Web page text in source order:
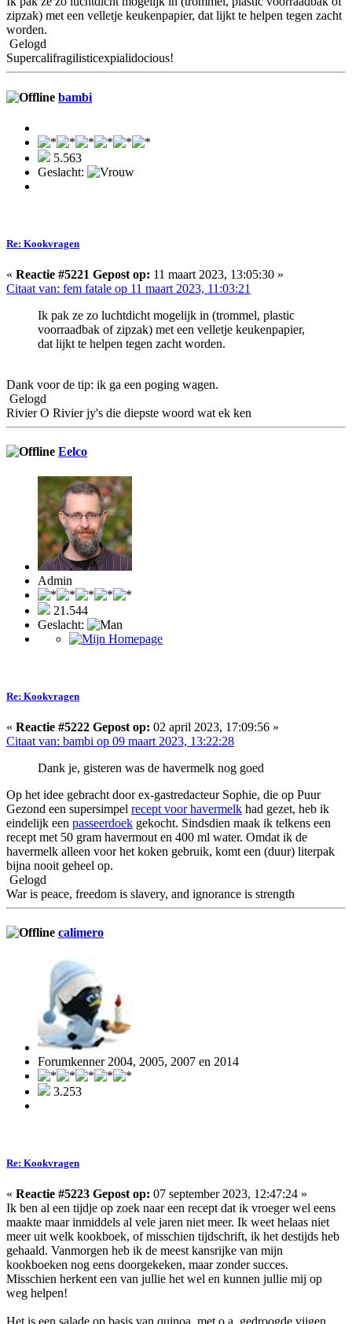
zipzak) met een velletje keukenpapier, dat lijkt te helpen tegen zacht
worden.
Gelogd
Supercalifragilisticexpialidocious!
bambi
5.563
Geslacht:
Re: Kookvragen
« Reactie #5221 Gepost op: 11 maart 2023, 13:05:30 »
Citaat van: fem fatale op 11 maart 2023, 11:03:21
Ik pak ze zo luchtdicht mogelijk in (trommel, plastic
voorraadbak of zipzak) met een velletje keukenpapier,
dat lijkt te helpen tegen zacht worden.
Dank voor de tip: ik ga een poging wagen.
Gelogd
Rivier O Rivier jy's die diepste woord wat ek ken
Eelco
Admin
21.544
Geslacht:
Re: Kookvragen
« Reactie #5222 Gepost op: 02 april 2023, 17:09:56 »
Citaat van: bambi op 09 maart 2023, 13:22:28
Dank je, gisteren was de havermelk nog goed
Op het idee gebracht door ex-gastredacteur Sophie, die op Puur
Gezond een supersimpel recept voor havermelk had gezet, heb ik
eindelijk een passeerdoek gekocht. Sindsdien maak ik telkens een
recept met 50 gram havermout en 400 ml water. Omdat ik de
havermelk alleen voor het koken gebruik, komt een (duur) literpak
bijna nooit geheel op.
Gelogd
War is peace, freedom is slavery, and ignorance is strength
calimero
Forumkenner 2004, 2005, 2007 en 2014
3.253
Re: Kookvragen
« Reactie #5223 Gepost op: 07 september 2023, 12:47:24 »
Ik ben al een tijdje op zoek naar een recept dat ik vroeger wel eens
maakte maar inmiddels al vele jaren niet meer. Ik weet helaas niet
meer uit welk kookboek, of misschien tijdschrift, ik het destijds heb
gehaald. Vanmorgen heb ik de meest kansrijke van mijn
kookboeken nog eens doorgekeken, maar zonder succes.
Misschien herkent een van jullie het wel en kunnen jullie mij op
weg helpen!
Het is een salade op basis van quinoa, met o.a. gedroogde vijgen